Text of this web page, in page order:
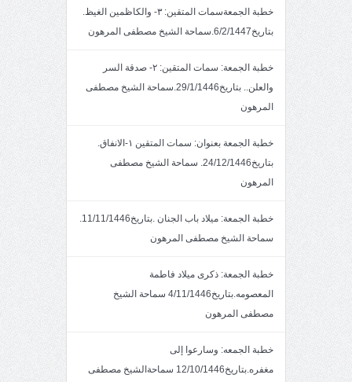
خطبة الجمعةسمات المتقين: ٣- والكاظمين الغيظ.
بتاريخ6/2/1447.سماحة الشيخ مصطفى المرهون
خطبة الجمعة: سمات المتقين: ٢- صدقة السر
والعلن.. بتاريخ29/1/1446.سماحة الشيخ مصطفى
المرهون
خطبة الجمعة بعنوان: سمات المتقين ١-الانفاق.
بتاريخ24/12/1446. سماحة الشيخ مصطفى
المرهون
خطبة الجمعة: ميلاد باب الجنان .بتاريخ11/11/1446.
سماحة الشيخ مصطفى المرهون
خطبة الجمعة: ذكرى ميلاد فاطمة
المعصومه.بتاريخ4/11/1446 سماحة الشيخ
مصطفى المرهون
خطبة الجمعه: وسارعوا إلى
مغفره.بتاريخ12/10/1446 سماحةالشيخ مصطفى